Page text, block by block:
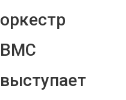
оркестр
ВМС
выступает